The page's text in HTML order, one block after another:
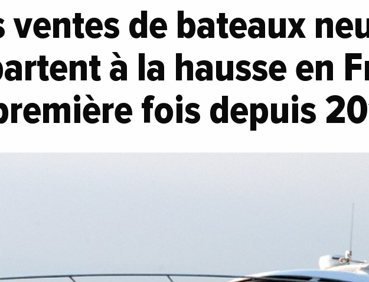
ventes de bateaux
à la hausse en
fois depuis